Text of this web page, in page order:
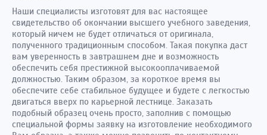
Наши специалисты изготовят для вас настоящее
свидетельство об окончании высшего учебного заведения,
который ничем не будет отличаться от оригинала,
полученного традиционным способом. Такая покупка даст
вам уверенность в завтрашнем дне и возможность
обеспечить себя престижной высокооплачиваемой
должностью. Таким образом, за короткое время вы
обеспечите себе стабильное будущее и будете с легкостью
двигаться вверх по карьерной лестнице. Заказать
подобный образец очень просто, заполнив с помощью
специальной формы заявку на изготовление необходимого